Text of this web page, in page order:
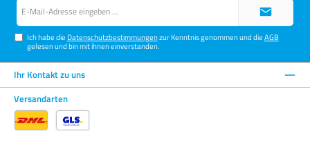
Ich habe die Datenschutzbestimmungenzur Kenntnis genommen und dieAGB
gelesen und bin mit ihnen einverstanden.
Ihr Kontakt zu uns
Versandarten